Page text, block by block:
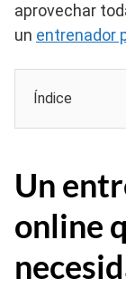
aprovechar
un entrenador
Índice
Un
online